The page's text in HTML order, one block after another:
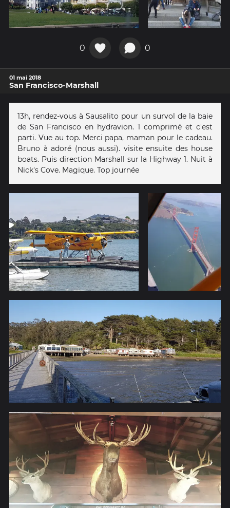
0 0
01 mai 2018
San Francisco-Marshall
13h, rendez-vous à Sausalito pour un survol de la baie
de San Francisco en hydravion. 1 comprimé et c'est
parti. Vue au top. Merci papa, maman pour le cadeau.
Bruno à adoré (nous aussi). visite ensuite des house
boats. Puis direction Marshall sur la Highway 1. Nuit à
Nick's Cove. Magique. Top journée